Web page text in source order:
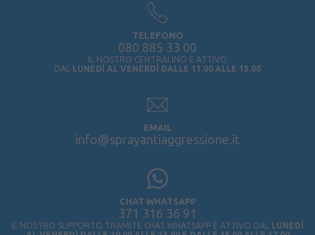
TELEFONO
080 885 33 00
IL NOSTRO CENTRALINO È ATTIVO
DAL LUNEDÌ AL VENERDÌ DALLE 11.00 ALLE 13.00
EMAIL
info@sprayantiaggressione.it
CHAT WHATSAPP
371 316 36 91
IL NOSTRO SUPPORTO TRAMITE CHAT WHATSAPP È ATTIVO DAL LUNEDÌ